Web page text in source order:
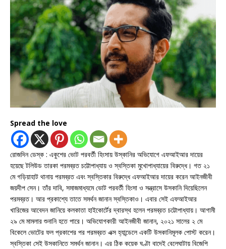
Spread the love
রোজদিন ডেস্ক : একুশের ভোট পরবর্তী হিংসায় উস্কানির অভিযোগে এফআইআর দায়ের
হয়েছে টলিউড তারকা পরমব্রত চট্টোপাধ্যায় ও স্বস্তিকা মুখোপাধ্যায়ের বিরুদ্ধে। গত ২১
মে গড়িয়াহাট থানায় পরমব্রত এবং স্বস্তিকার বিরুদ্ধে এফআইআর দায়ের করেন আইনজীবী
জয়দীপ সেন। তাঁর দাবি, সমাজমাধ্যমে ভোট পরবর্তী হিংসা ও সন্ত্রাসে উসকানি দিয়েছিলেন
পরমব্রত। আর প্রকাশ্যে তাতে সমর্থন জানান স্বস্তিকাও। এবার সেই এফআইআর
খারিজের আবেদন জানিয়ে কলকাতা হাইকোর্টের দ্বারস্থ হলেন পরমব্রত চট্টোপাধ্যায়। আগামী
২৯ মে মামলার শুনানি হতে পারে। অভিযোগকারী আইনজীবী জানান, ২০২১ সালের ২ মে
বিকেলে ভোটের ফল প্রকাশের পর পরমব্রত এক্স হ্যান্ডেলে একটি উসকানিমূলক পোস্ট করেন।
স্বস্তিকা সেই উসকানিতে সমর্থন জানান। এর ঠিক কয়েক ঘণ্টা বাদেই বেলেঘাটায় বিজেপি